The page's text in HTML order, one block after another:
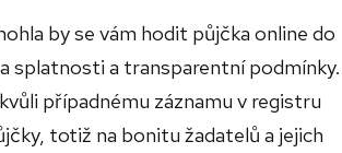
by se vám hodit půjčka online do
splatnosti a transparentní podmínky.
případnému záznamu v registru
totiž na bonitu žadatelů a jejich